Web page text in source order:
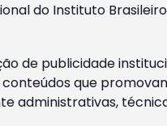
do Instituto
de publicidade
que